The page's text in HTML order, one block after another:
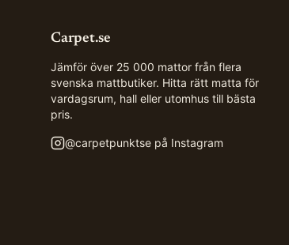
Carpet.se
Jämför över 25 000 mattor från flera
svenska mattbutiker. Hitta rätt matta för
vardagsrum, hall eller utomhus till bästa
pris.
@carpetpunktse på Instagram